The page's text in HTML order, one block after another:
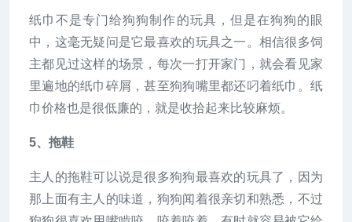
纸巾不是专门给狗狗制作的玩具，但是在狗狗的眼
中，这毫无疑问是它最喜欢的玩具之一。相信很多饲
主都见过这样的场景，每次一打开家门，就会看见家
里遍地的纸巾碎屑，甚至狗狗嘴里都还叼着纸巾。纸
巾价格也是很低廉的，就是收拾起来比较麻烦。
5、拖鞋
主人的拖鞋可以说是很多狗狗最喜欢的玩具了，因为
那上面有主人的味道，狗狗闻着很亲切和熟悉，不过